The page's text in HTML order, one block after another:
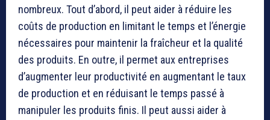
nombreux. Tout d’abord, il peut aider à réduire les
coûts de production en limitant le temps et l’énergie
nécessaires pour maintenir la fraîcheur et la qualité
des produits. En outre, il permet aux entreprises
d’augmenter leur productivité en augmentant le taux
de production et en réduisant le temps passé à
manipuler les produits finis. Il peut aussi aider à